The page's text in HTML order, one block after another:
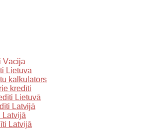
Vācijā
Lietuvā
kalkulators
kredīti
Lietuvā
Latvijā
Latvijā
Latvijā